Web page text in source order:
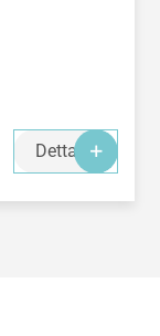
Dettagli